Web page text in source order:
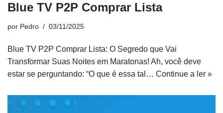
Blue TV P2P Comprar Lista
por Pedro 03/11/2025
Blue TV P2P Comprar Lista: O Segredo que Vai
Transformar Suas Noites em Maratonas! Ah, você deve
estar se perguntando: “O que é essa tal… Continue a ler »